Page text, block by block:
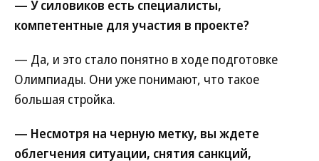
— У силовиков есть специалисты,
компетентные для участия в проекте?
— Да, и это стало понятно в ходе подготовке
Олимпиады. Они уже понимают, что такое
большая стройка.
— Несмотря на черную метку, вы ждете
облегчения ситуации, снятия санкций,